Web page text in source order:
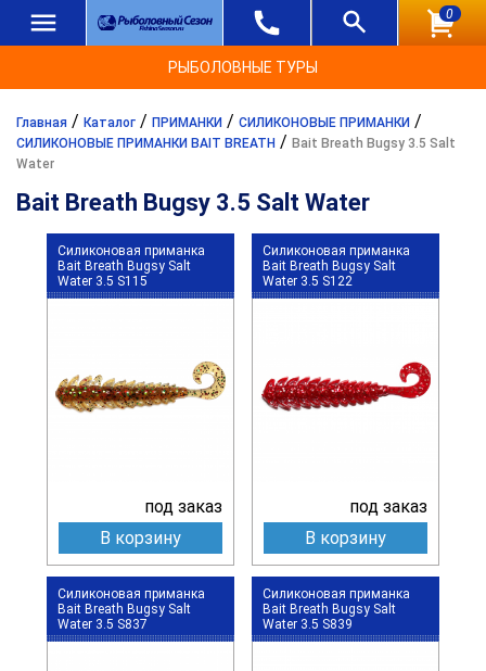
0
РЫБОЛОВНЫЕ ТУРЫ
Главная / Каталог / ПРИМАНКИ / СИЛИКОНОВЫЕ ПРИМАНКИ /
СИЛИКОНОВЫЕ ПРИМАНКИ BAIT BREATH / Bait Breath Bugsy 3.5 Salt
Water
Bait Breath Bugsy 3.5 Salt Water
Силиконовая приманка
Bait Breath Bugsy Salt
Water 3.5 S115
под заказ
В корзину
Силиконовая приманка
Bait Breath Bugsy Salt
Water 3.5 S122
под заказ
В корзину
Силиконовая приманка
Bait Breath Bugsy Salt
Water 3.5 S837
Силиконовая приманка
Bait Breath Bugsy Salt
Water 3.5 S839